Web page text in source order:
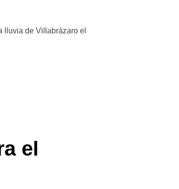
lluvia de Villabrázaro el
el